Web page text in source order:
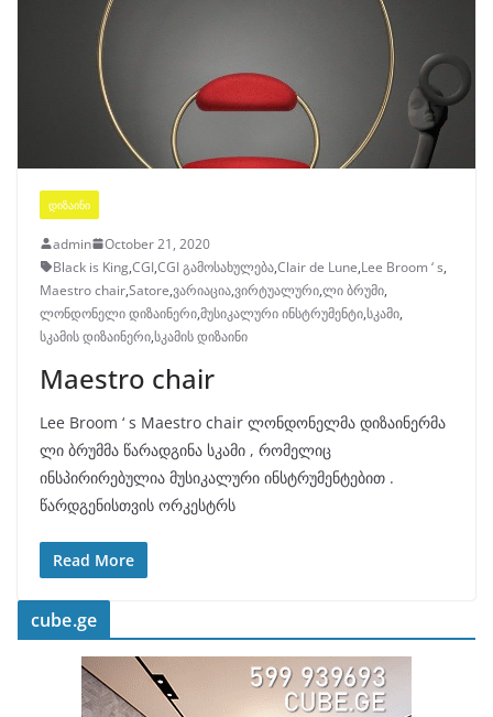
ᲓᲘᲖᲐᲘᲜᲘ
admin
October 21, 2020
Black is King,CGI,CGI გამოსახულება,Clair de Lune,Lee Broom ‘ s,
Maestro chair,Satore,ვარიაცია,ვირტუალური,ლი ბრუმი,
ლონდონელი დიზაინერი,მუსიკალური ინსტრუმენტი,სკამი,
სკამის დიზაინერი,სკამის დიზაინი
Maestro chair
Lee Broom ‘ s Maestro chair ლონდონელმა დიზაინერმა
ლი ბრუმმა წარადგინა სკამი , რომელიც
ინსპირირებულია მუსიკალური ინსტრუმენტებით .
წარდგენისთვის ორკესტრს
Read More
cube.ge